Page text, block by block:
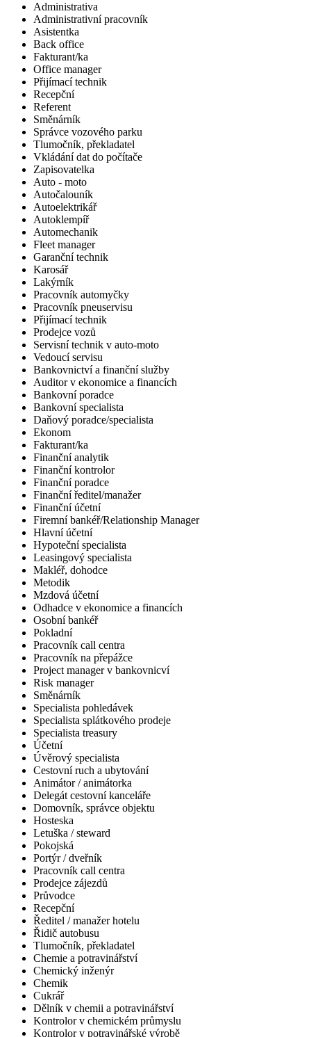
Administrativa
Administrativní pracovník
Asistentka
Back office
Fakturant/ka
Office manager
Přijímací technik
Recepční
Referent
Směnárník
Správce vozového parku
Tlumočník, překladatel
Vkládání dat do počítače
Zapisovatelka
Auto - moto
Autočalouník
Autoelektrikář
Autoklempíř
Automechanik
Fleet manager
Garanční technik
Karosář
Lakýrník
Pracovník automyčky
Pracovník pneuservisu
Přijímací technik
Prodejce vozů
Servisní technik v auto-moto
Vedoucí servisu
Bankovnictví a finanční služby
Auditor v ekonomice a financích
Bankovní poradce
Bankovní specialista
Daňový poradce/specialista
Ekonom
Fakturant/ka
Finanční analytik
Finanční kontrolor
Finanční poradce
Finanční ředitel/manažer
Finanční účetní
Firemní bankéř/Relationship Manager
Hlavní účetní
Hypoteční specialista
Leasingový specialista
Makléř, dohodce
Metodik
Mzdová účetní
Odhadce v ekonomice a financích
Osobní bankéř
Pokladní
Pracovník call centra
Pracovník na přepážce
Project manager v bankovnicví
Risk manager
Směnárník
Specialista pohledávek
Specialista splátkového prodeje
Specialista treasury
Účetní
Úvěrový specialista
Cestovní ruch a ubytování
Animátor / animátorka
Delegát cestovní kanceláře
Domovník, správce objektu
Hosteska
Letuška / steward
Pokojská
Portýr / dveřník
Pracovník call centra
Prodejce zájezdů
Průvodce
Recepční
Ředitel / manažer hotelu
Řidič autobusu
Tlumočník, překladatel
Chemie a potravinářství
Chemický inženýr
Chemik
Cukrář
Dělník v chemii a potravinářství
Kontrolor v chemickém průmyslu
Kontrolor v potravinářské výrobě